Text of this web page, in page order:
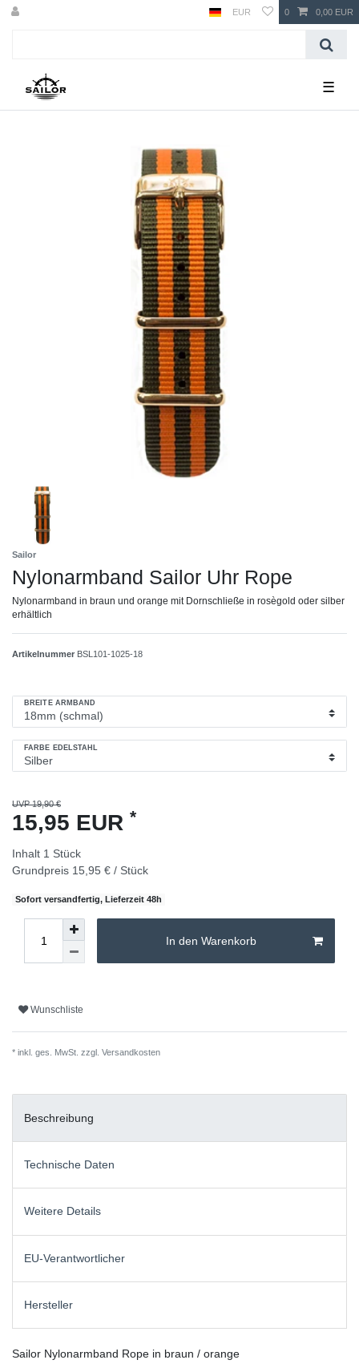
EUR 0 0,00 EUR
☰
Sailor
Nylonarmband Sailor Uhr Rope
Nylonarmband in braun und orange mit Dornschließe in rosègold oder silber
erhältlich
Artikelnummer BSL101-1025-18
BREITE ARMBAND
FARBE EDELSTAHL
UVP 19,90 €
15,95 EUR *
Inhalt 1 Stück
Grundpreis 15,95 € / Stück
Sofort versandfertig, Lieferzeit 48h
In den Warenkorb
Wunschliste
* inkl. ges. MwSt. zzgl. Versandkosten
Beschreibung
Technische Daten
Weitere Details
EU-Verantwortlicher
Hersteller
Sailor Nylonarmband Rope in braun / orange